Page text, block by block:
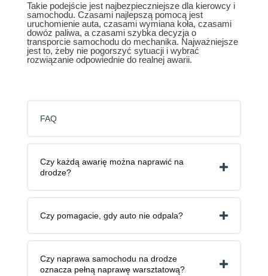
Takie podejście jest najbezpieczniejsze dla kierowcy i
samochodu. Czasami najlepszą pomocą jest
uruchomienie auta, czasami wymiana koła, czasami
dowóz paliwa, a czasami szybka decyzja o
transporcie samochodu do mechanika. Najważniejsze
jest to, żeby nie pogorszyć sytuacji i wybrać
rozwiązanie odpowiednie do realnej awarii.
FAQ
Czy każdą awarię można naprawić na
drodze?
Czy pomagacie, gdy auto nie odpala?
Czy naprawa samochodu na drodze
oznacza pełną naprawę warsztatową?